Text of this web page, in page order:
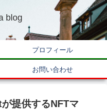
blog
プロフィール
お問い合わせ
提供するNFTマ